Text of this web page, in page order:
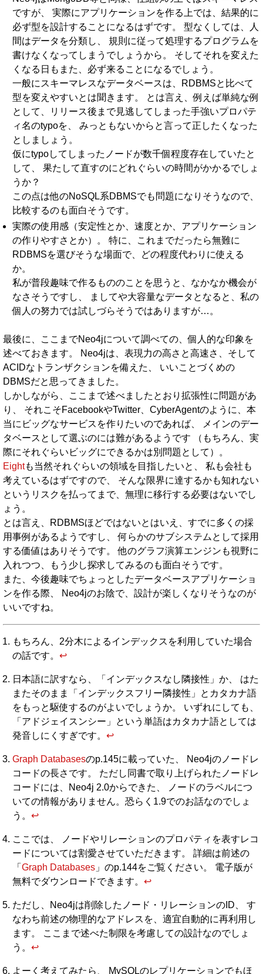
ですが、 実際にアプリケーションを作る上では、結果的に
必ず型を設計することになるはずです。 型なくしては、人
間はデータを分類し、 規則に従って処理するプログラムを
書けなくなってしまうでしょうから。 そしてそれを変えた
くなる日もまた、必ず来ることになるでしょう。
一般にスキーマレスなデータベースは、RDBMSと比べて
型を変えやすいとは聞きます。 とは言え、例えば単純な例
として、リリース後まで見逃してしまった手強いプロパテ
ィ名のtypoを、 みっともないからと言って正したくなった
としましょう。
仮にtypoしてしまったノードが数千個程度存在していたと
して、 果たして直すのにどれぐらいの時間がかかるでしょ
うか？
この点は他のNoSQL系DBMSでも問題になりそうなので、
比較するのも面白そうです。
実際の使用感（安定性とか、速度とか、アプリケーション
の作りやすさとか）。 特に、これまでだったら無難に
RDBMSを選びそうな場面で、どの程度代わりに使える
か。
私が普段趣味で作るもののことを思うと、なかなか機会が
なさそうですし、 ましてや大容量なデータとなると、私の
個人の努力では試しづらそうではありますが…。
最後に、ここまでNeo4jについて調べての、個人的な印象を
述べておきます。 Neo4jは、表現力の高さと高速さ、そして
ACIDなトランザクションを備えた、 いいことづくめの
DBMSだと思ってきました。
しかしながら、ここまで述べましたとおり拡張性に問題があ
り、 それこそFacebookやTwitter、CyberAgentのように、本
当にビッグなサービスを作りたいのであれば、 メインのデー
タベースとして選ぶのには難があるようです （もちろん、実
際にそれぐらいビッグにできるかは別問題として）。
Eightも当然それぐらいの領域を目指したいと、 私も会社も
考えているはずですので、 そんな限界に達するかも知れない
というリスクを払ってまで、無理に移行する必要はないでし
ょう。
とは言え、RDBMSほどではないとはいえ、すでに多くの採
用事例があるようですし、 何らかのサブシステムとして採用
する価値はありそうです。 他のグラフ演算エンジンも視野に
入れつつ、もう少し探求してみるのも面白そうです。
また、今後趣味でちょっとしたデータベースアプリケーショ
ンを作る際、 Neo4jのお陰で、設計が楽しくなりそうなのが
いいですね。
もちろん、2分木によるインデックスを利用していた場合
の話です。 ↩︎
日本語に訳すなら、「インデックスなし隣接性」か、 はた
またそのまま「インデックスフリー隣接性」とカタカナ語
をもっと駆使するのがよいでしょうか。 いずれにしても、
「アドジェイスンシー」という単語はカタカナ語としては
発音しにくすぎです。 ↩︎
Graph Databasesのp.145に載っていた、 Neo4jのノードレ
コードの長さです。 ただし同書で取り上げられたノードレ
コードには、Neo4j 2.0からできた、 ノードのラベルにつ
いての情報がありません。恐らく1.9でのお話なのでしょ
う。 ↩︎
ここでは、 ノードやリレーションのプロパティを表すレコ
ードについては割愛させていただきます。 詳細は前述の
「 Graph Databases 」のp.144をご覧ください。 電子版が
無料でダウンロードできます。 ↩︎
ただし、Neo4jは削除したノード・リレーションのID、 す
なわち前述の物理的なアドレスを、適宜自動的に再利用し
ます。 ここまで述べた制限を考慮しての設計なのでしょ
う。 ↩︎
よーく考えてみたら、 MySQLのレプリケーションでもほ